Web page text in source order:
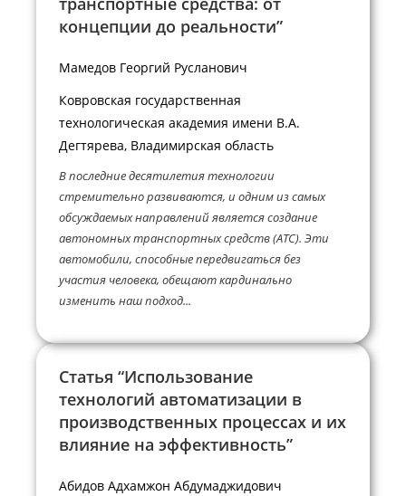
концепции до реальности”
Мамедов Георгий Русланович
Ковровская государственная
технологическая академия имени В.А.
Дегтярева, Владимирская область
В последние десятилетия технологии
стремительно развиваются, и одним из самых
обсуждаемых направлений является создание
автономных транспортных средств (АТС). Эти
автомобили, способные передвигаться без
участия человека, обещают кардинально
изменить наш подход...
Статья “Использование
технологий автоматизации в
производственных процессах и их
влияние на эффективность”
Абидов Адхамжон Абдумаджидович